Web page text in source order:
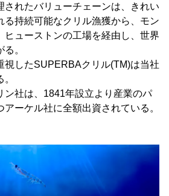
されたバリューチェーンは、きれい
る持続可能なクリル漁獲から、モン
ヒューストンの工場を経由し、世界
。
視したSUPERBAクリル(TM)は当社
ン社は、1841年設立より産業のパ
ーケル社に全額出資されている。